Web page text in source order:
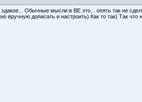
Обычные мысли в ВЕ это... опять так не
вручную дописать и настроить) Как то так) Так